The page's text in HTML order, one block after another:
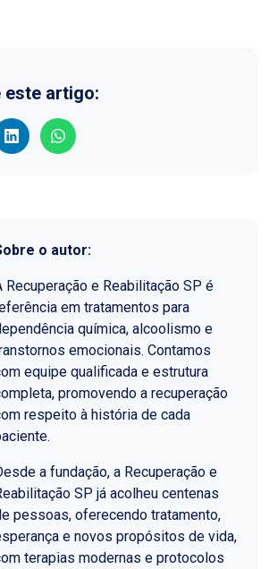
este artigo:
o autor:
Recuperação e Reabilitação SP é
em tratamentos para
química, alcoolismo e
emocionais. Contamos
equipe qualificada e estrutura
promovendo a recuperação
respeito à história de cada
a fundação, a Recuperação e
SP já acolheu centenas
pessoas, oferecendo tratamento,
e novos propósitos de vida,
terapias modernas e protocolos